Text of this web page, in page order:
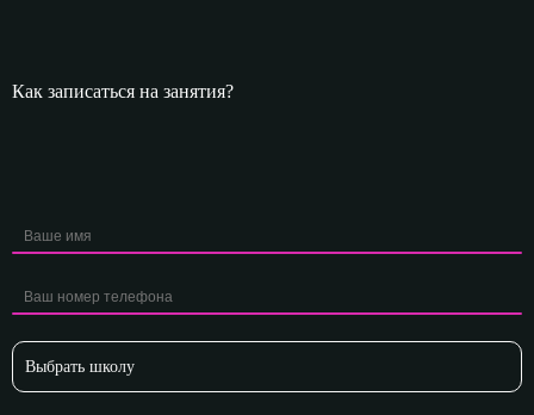
Как записаться на занятия?